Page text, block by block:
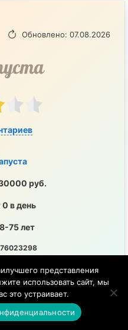
Обновлено: 07.08.2026
руб.
0 в день
75 лет
удобный счет
время
представления
использовать сайт, мы
это устраивает.